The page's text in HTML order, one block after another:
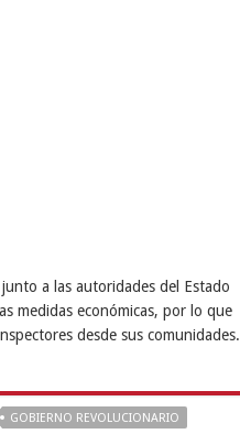
a las autoridades del Estado
medidas económicas, por lo que
desde sus comunidades.
GOBIERNO REVOLUCIONARIO